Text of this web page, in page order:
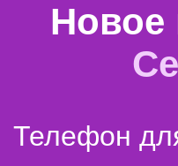
Новое
Телефон